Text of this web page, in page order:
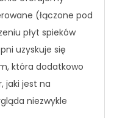
(łączone pod
płyt spieków
uzyskuje się
która dodatkowo
jaki jest na
niezwykle